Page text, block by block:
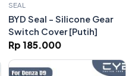
SEAL
BYD Seal - Silicone Gear
Switch Cover [Putih]
Rp 185.000